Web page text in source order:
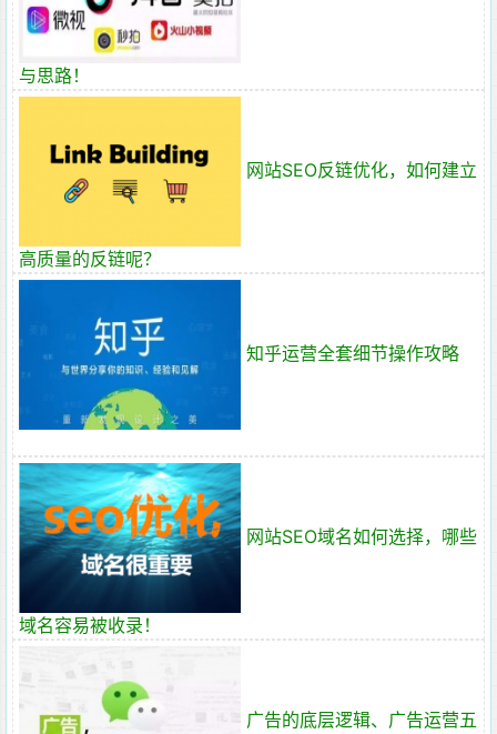
与思路！
网站SEO反链优化，如何建立
高质量的反链呢？
知乎运营全套细节操作攻略
网站SEO域名如何选择，哪些
域名容易被收录！
广告的底层逻辑、广告运营五